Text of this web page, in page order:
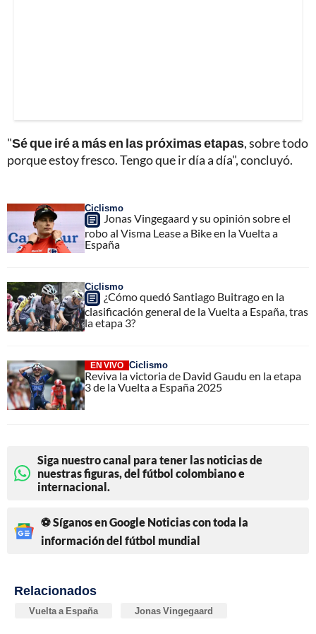
"Sé que iré a más en las próximas etapas, sobre todo
porque estoy fresco. Tengo que ir día a día", concluyó.
Ciclismo
Jonas Vingegaard y su opinión sobre el
robo al Visma Lease a Bike en la Vuelta a
España
Ciclismo
¿Cómo quedó Santiago Buitrago en la
clasificación general de la Vuelta a España, tras
la etapa 3?
EN VIVO Ciclismo
Reviva la victoria de David Gaudu en la etapa
3 de la Vuelta a España 2025
Siga nuestro canal para tener las noticias de
nuestras figuras, del fútbol colombiano e
internacional.
⚽ Síganos en Google Noticias con toda la
información del fútbol mundial
Relacionados
Vuelta a España Jonas Vingegaard